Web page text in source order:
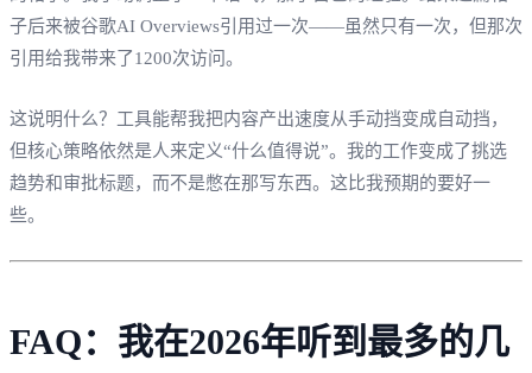
子后来被谷歌AI Overviews引用过一次——虽然只有一次，但那次
引用给我带来了1200次访问。
这说明什么？工具能帮我把内容产出速度从手动挡变成自动挡，
但核心策略依然是人来定义“什么值得说”。我的工作变成了挑选
趋势和审批标题，而不是憋在那写东西。这比我预期的要好一
些。
FAQ：我在2026年听到最多的几